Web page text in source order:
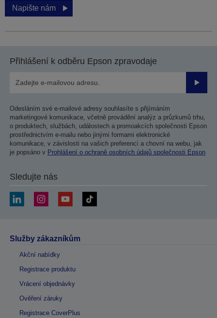
Napište nám
Přihlášení k odběru Epson zpravodaje
Odesláním své e-mailové adresy souhlasíte s přijímáním
marketingové komunikace, včetně provádění analýz a průzkumů trhu,
o produktech, službách, událostech a promoakcích společnosti Epson
prostřednictvím e-mailu nebo jinými formami elektronické
komunikace, v závislosti na vašich preferencí a chovní na webu, jak
je popsáno v Prohlášení o ochraně osobních údajů společnosti Epson
Sledujte nás
Služby zákazníkům
Akční nabídky
Registrace produktu
Vrácení objednávky
Ověření záruky
Registrace CoverPlus